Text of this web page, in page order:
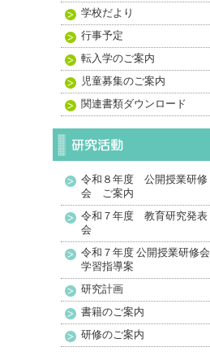
学校だより
行事予定
転入学のご案内
児童募集のご案内
関連書類ダウンロード
令和８年度 公開授業研修
会 ご案内
令和７年度 教育研究発表
会
令和７年度 公開授業研修会
学習指導案
研究計画
書籍のご案内
研修のご案内